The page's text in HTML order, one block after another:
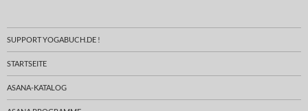
SUPPORT YOGABUCH.DE !
STARTSEITE
ASANA-KATALOG